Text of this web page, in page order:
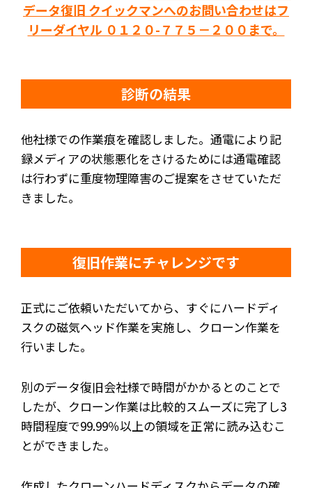
データ復旧 クイックマンへのお問い合わせはフ
リーダイヤル ０１２０-７７５－２００まで。
診断の結果
他社様での作業痕を確認しました。通電により記
録メディアの状態悪化をさけるためには通電確認
は行わずに重度物理障害のご提案をさせていただ
きました。
復旧作業にチャレンジです
正式にご依頼いただいてから、すぐにハードディ
スクの磁気ヘッド作業を実施し、クローン作業を
行いました。
別のデータ復旧会社様で時間がかかるとのことで
したが、クローン作業は比較的スムーズに完了し3
時間程度で99.99％以上の領域を正常に読み込むこ
とができました。